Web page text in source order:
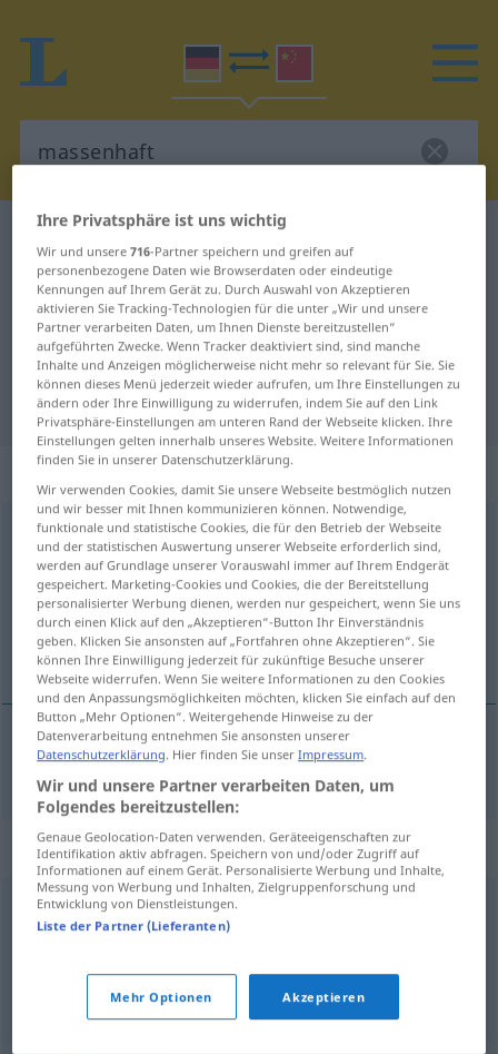
Deutsch-Chinesisch Wörterbuch
Deutsch-Chinesisch Übersetzung
für "massenhaft"
"massenhaft" Chinesisch
Übersetzung
„massenhaft“
massenhaft
Übersicht aller Übersetzungen
(Für mehr Details die Übersetzung anklicken/antippen)
大量的
大量的[dàliàngde] massenhaft
Synonyme für "massenhaft"
zahlreich
massenweise,reihenweise, reichhaltig,haufenweise
unbegrenzt,reich,zahlreich ,üppig,reichlich,viel
Ihre Privatsphäre ist uns wichtig
Wir und unsere716-Partner speichern und greifen auf
personenbezogene Daten wie Browserdaten oder eindeutige
Kennungen auf Ihrem Gerät zu. Durch Auswahl von Akzeptieren
aktivieren Sie Tracking-Technologien für die unter „Wir und unsere
Partner verarbeiten Daten, um Ihnen Dienste bereitzustellen“
aufgeführten Zwecke. Wenn Tracker deaktiviert sind, sind manche
Inhalte und Anzeigen möglicherweise nicht mehr so relevant für Sie. Sie
können dieses Menü jederzeit wieder aufrufen, um Ihre Einstellungen zu
ändern oder Ihre Einwilligung zu widerrufen, indem Sie auf den Link
Privatsphäre-Einstellungen am unteren Rand der Webseite klicken. Ihre
Einstellungen gelten innerhalb unseres Website. Weitere Informationen
finden Sie in unserer Datenschutzerklärung.
Wir verwenden Cookies, damit Sie unsere Webseite bestmöglich nutzen
und wir besser mit Ihnen kommunizieren können. Notwendige,
funktionale und statistische Cookies, die für den Betrieb der Webseite
und der statistischen Auswertung unserer Webseite erforderlich sind,
werden auf Grundlage unserer Vorauswahl immer auf Ihrem Endgerät
gespeichert. Marketing-Cookies und Cookies, die der Bereitstellung
personalisierter Werbung dienen, werden nur gespeichert, wenn Sie uns
durch einen Klick auf den „Akzeptieren“-Button Ihr Einverständnis
geben. Klicken Sie ansonsten auf „Fortfahren ohne Akzeptieren“. Sie
können Ihre Einwilligung jederzeit für zukünftige Besuche unserer
Webseite widerrufen. Wenn Sie weitere Informationen zu den Cookies
und den Anpassungsmöglichkeiten möchten, klicken Sie einfach auf den
Button „Mehr Optionen“. Weitergehende Hinweise zu der
Datenverarbeitung entnehmen Sie ansonsten unserer
Datenschutzerklärung. Hier finden Sie unserImpressum.
Wir und unsere Partner verarbeiten Daten, um
Folgendes bereitzustellen:
Genaue Geolocation-Daten verwenden. Geräteeigenschaften zur
Identifikation aktiv abfragen. Speichern von und/oder Zugriff auf
Informationen auf einem Gerät. Personalisierte Werbung und Inhalte,
Messung von Werbung und Inhalten, Zielgruppenforschung und
Entwicklung von Dienstleistungen.
Liste der Partner (Lieferanten)
Mehr Optionen Akzeptieren